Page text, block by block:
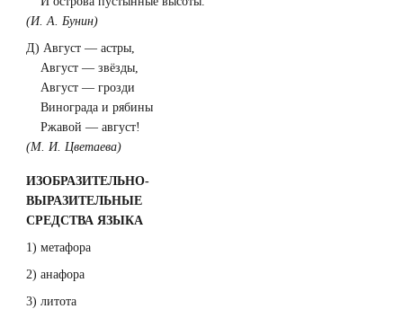
(И. А. Бунин)
Д) Август — астры,
Август — звёзды,
Август — грозди
Винограда и рябины
Ржавой — август!
(М. И. Цветаева)
ИЗОБРАЗИТЕЛЬНО-
ВЫРАЗИТЕЛЬНЫЕ
СРЕДСТВА ЯЗЫКА
1) метафора
2) анафора
3) литота